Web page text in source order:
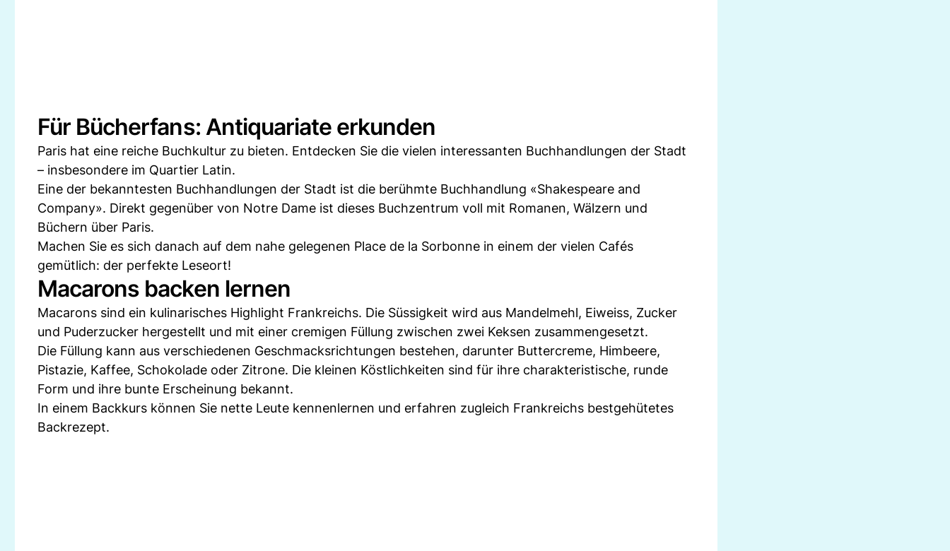
Für Bücherfans: Antiquariate erkunden
Paris hat eine reiche Buchkultur zu bieten. Entdecken Sie die vielen interessanten Buchhandlungen der Stadt
– insbesondere im Quartier Latin.
Eine der bekanntesten Buchhandlungen der Stadt ist die berühmte Buchhandlung «Shakespeare and
Company». Direkt gegenüber von Notre Dame ist dieses Buchzentrum voll mit Romanen, Wälzern und
Büchern über Paris.
Machen Sie es sich danach auf dem nahe gelegenen Place de la Sorbonne in einem der vielen Cafés
gemütlich: der perfekte Leseort!
Macarons backen lernen
Macarons sind ein kulinarisches Highlight Frankreichs. Die Süssigkeit wird aus Mandelmehl, Eiweiss, Zucker
und Puderzucker hergestellt und mit einer cremigen Füllung zwischen zwei Keksen zusammengesetzt.
Die Füllung kann aus verschiedenen Geschmacksrichtungen bestehen, darunter Buttercreme, Himbeere,
Pistazie, Kaffee, Schokolade oder Zitrone. Die kleinen Köstlichkeiten sind für ihre charakteristische, runde
Form und ihre bunte Erscheinung bekannt.
In einem Backkurs können Sie nette Leute kennenlernen und erfahren zugleich Frankreichs bestgehütetes
Backrezept.